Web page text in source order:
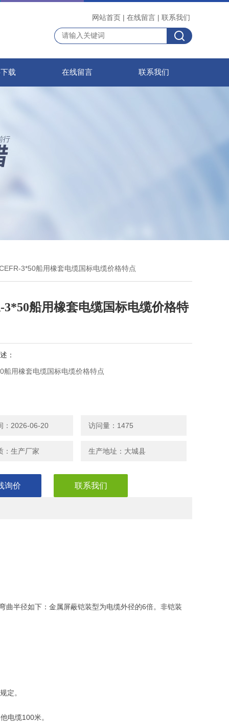
网站首页 | 在线留言 | 联系我们
载 在线留言 联系我们
3*50船用橡套电缆国标电缆价格特点
3*50船用橡套电缆国标电缆价格特
：
船用橡套电缆国标电缆价格特点
曲半径如下：金属屏蔽铠装型为电缆外径的6倍。非铠装型，
：2026-06-20 访问量：1475
：生产厂家 生产地址：大城县
询价 联系我们
半径如下：金属屏蔽铠装型为电缆外径的6倍。非铠装
定。
电缆100米。